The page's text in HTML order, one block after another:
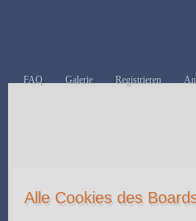
FAQ Galerie Registrieren
Alle Cookies des